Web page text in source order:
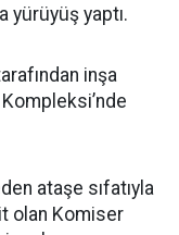
yürüyüş yaptı.
inşa
ataşe sıfatıyla
olan Komiser